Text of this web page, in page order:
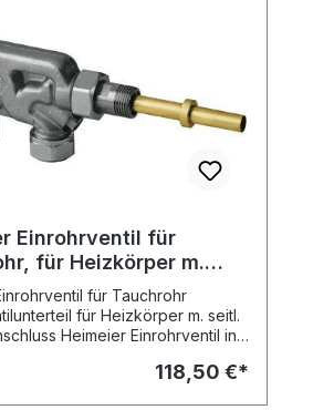
Einrohrventil für
für Heizkörper m.
für Tauchrohr
für Heizkörper m. seitl.
Einrohrventil in
- Gehäuse aus
118,50 €*